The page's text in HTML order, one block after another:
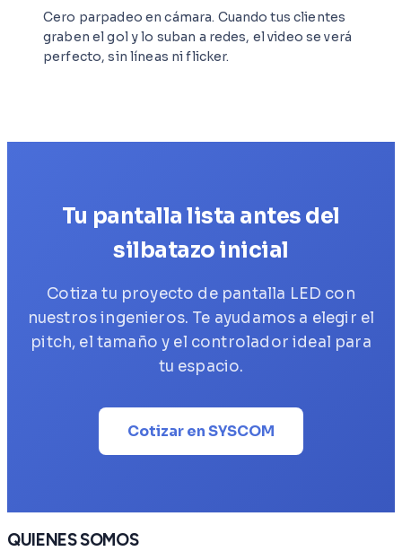
Cero parpadeo en cámara. Cuando tus clientes
graben el gol y lo suban a redes, el video se verá
perfecto, sin líneas ni flicker.
Tu pantalla lista antes del
silbatazo inicial
Cotiza tu proyecto de pantalla LED con
nuestros ingenieros. Te ayudamos a elegir el
pitch, el tamaño y el controlador ideal para
tu espacio.
Cotizar en SYSCOM
QUIENES SOMOS